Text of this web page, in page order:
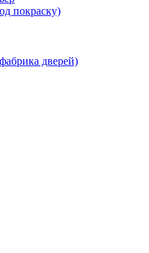
покраску)
дверей)